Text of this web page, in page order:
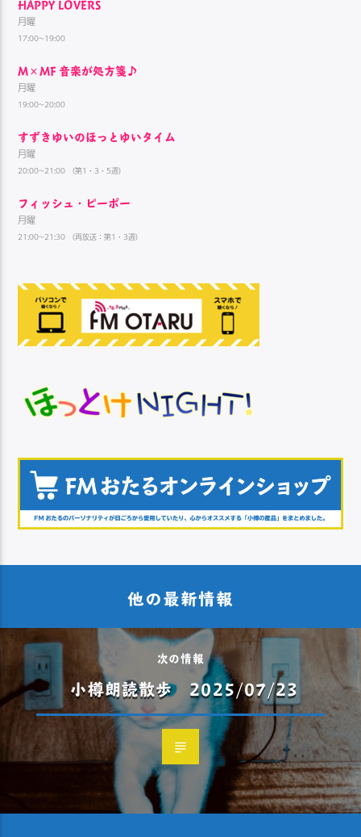
HAPPY LOVERS
月曜
17:00~19:00
M×MF 音楽が処方箋♪
月曜
19:00~20:00
すずきゆいのほっとゆいタイム
月曜
20:00~21:00 （第1・3・5週）
フィッシュ・ピーポー
月曜
21:00~21:30 （再放送：第1・3週）
他の最新情報
次の情報
小樽朗読散歩 2025/07/23